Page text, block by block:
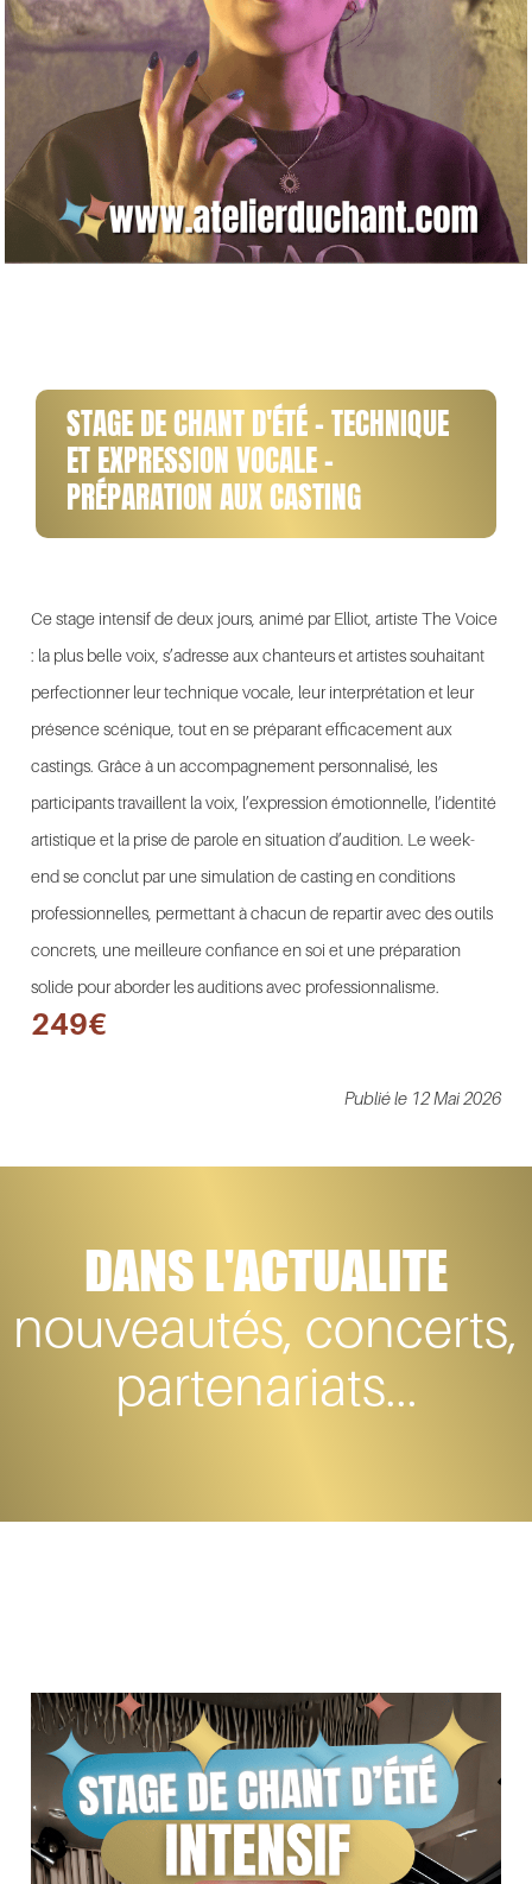
STAGE DE CHANT D'ÉTÉ - TECHNIQUE
ET EXPRESSION VOCALE -
PRÉPARATION AUX CASTING
Ce stage intensif de deux jours, animé par Elliot, artisteThe Voice
: la plus belle voix , s’adresse aux chanteurs et artistes souhaitant
perfectionner leur technique vocale, leur interprétation et leur
présence scénique, tout en se préparant efficacement aux
castings. Grâce à un accompagnement personnalisé, les
participants travaillent la voix, l’expression émotionnelle, l’identité
artistique et la prise de parole en situation d’audition. Le week-
end se conclut par une simulation de casting en conditions
professionnelles, permettant à chacun de repartir avec des outils
concrets, une meilleure confiance en soi et une préparation
solide pour aborder les auditions avec professionnalisme.
249€
Publié le 12 Mai 2026
DANS L'ACTUALITE
nouveautés, concerts,
partenariats...